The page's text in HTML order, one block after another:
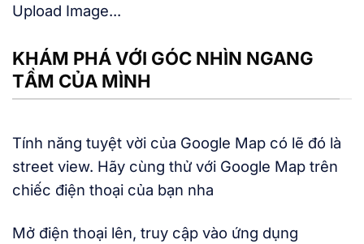
Upload Image...
KHÁM PHÁ VỚI GÓC NHÌN NGANG
TẦM CỦA MÌNH
Tính năng tuyệt vời của Google Map có lẽ đó là
street view. Hãy cùng thử với Google Map trên
chiếc điện thoại của bạn nha
Mở điện thoại lên, truy cập vào ứng dụng